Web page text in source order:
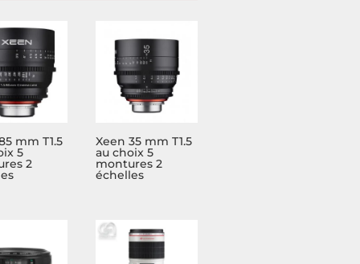
mm T1.5
5
2
Xeen 35 mm T1.5
au choix 5
montures 2
échelles